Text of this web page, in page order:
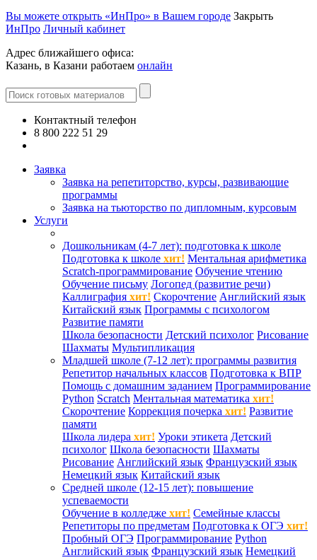
Вы можете открыть «ИнПро» в Вашем городе Закрыть
ИнПро Личный кабинет
Адрес ближайшего офиса:
Казань, в Казани работаем онлайн
Контактный телефон
8 800 222 51 29
Заявка
Заявка на репетиторство, курсы, развивающие
программы
Заявка на тьюторство по дипломным, курсовым
Услуги
Дошкольникам (4-7 лет): подготовка к школе
Подготовка к школе хит! Ментальная арифметика
Scratch-программирование Обучение чтению
Обучение письму Логопед (развитие речи)
Каллиграфия хит! Скорочтение Английский язык
Китайский язык Программы с психологом
Развитие памяти
Школа безопасности Детский психолог Рисование
Шахматы Мультипликация
Младшей школе (7-12 лет): программы развития
Репетитор начальных классов Подготовка к ВПР
Помощь с домашним заданием Программирование
Python Scratch Ментальная математика хит!
Скорочтение Коррекция почерка хит! Развитие
памяти
Школа лидера хит! Уроки этикета Детский
психолог Школа безопасности Шахматы
Рисование Английский язык Французский язык
Немецкий язык Китайский язык
Средней школе (12-15 лет): повышение
успеваемости
Обучение в колледже хит! Семейные классы
Репетиторы по предметам Подготовка к ОГЭ хит!
Пробный ОГЭ Программирование Python
Английский язык Французский язык Немецкий